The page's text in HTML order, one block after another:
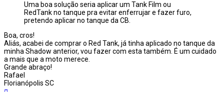
Uma boa solução seria aplicar um Tank Film ou
RedTank no tanque pra evitar enferrujar e fazer furo,
pretendo aplicar no tanque da CB.
Boa, cros!
Aliás, acabei de comprar o Red Tank, já tinha aplicado no tanque da
minha Shadow anterior, vou fazer com esta também. É um cuidado
a mais que a moto merece.
Grande abraço!
Rafael
Florianópolis SC